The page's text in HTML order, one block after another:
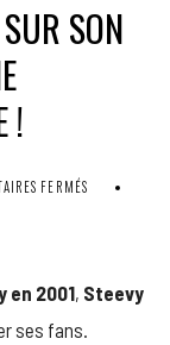
SON
!
FERMÉS
SUR
en 2001, Steevy
ses fans.